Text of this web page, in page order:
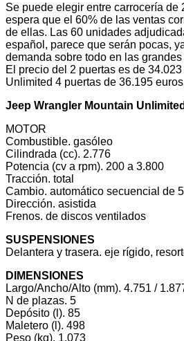
Se puede elegir entre carrocería de
espera que el 60% de las ventas
de ellas. Las 60 unidades
español, parece que serán pocas,
demanda sobre todo en las
El precio del 2 puertas es de
Unlimited 4 puertas de 36.195
Jeep Wrangler Mountain Unlimited
MOTOR
Combustible. gasóleo
Cilindrada (cc). 2.776
Potencia (cv a rpm). 200 a 3.800
Tracción. total
Cambio. automático secuencial de
Dirección. asistida
Frenos. de discos ventilados
SUSPENSIONES
Delantera y trasera. eje rígido,
DIMENSIONES
Largo/Ancho/Alto (mm). 4.751 /
N de plazas. 5
Depósito (l). 85
Maletero (l). 498
Peso (kg). 1.073